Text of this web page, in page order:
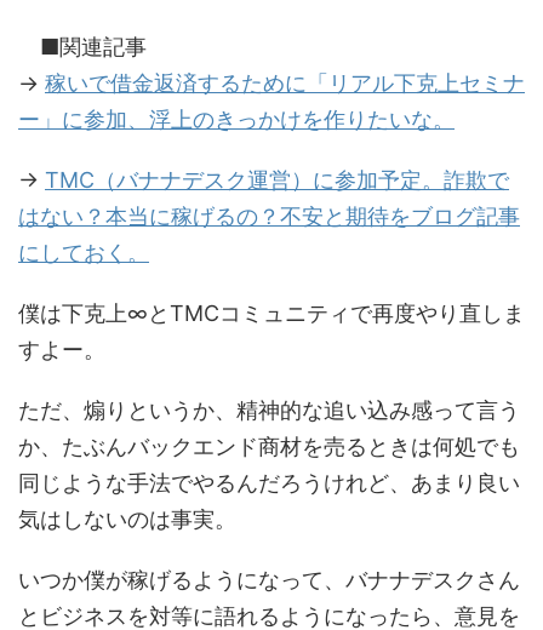
■関連記事
→ 稼いで借金返済するために「リアル下克上セミナ
ー」に参加、浮上のきっかけを作りたいな。
→ TMC（バナナデスク運営）に参加予定。詐欺で
はない？本当に稼げるの？不安と期待をブログ記事
にしておく。
僕は下克上∞とTMCコミュニティで再度やり直しま
すよー。
ただ、煽りというか、精神的な追い込み感って言う
か、たぶんバックエンド商材を売るときは何処でも
同じような手法でやるんだろうけれど、あまり良い
気はしないのは事実。
いつか僕が稼げるようになって、バナナデスクさん
とビジネスを対等に語れるようになったら、意見を